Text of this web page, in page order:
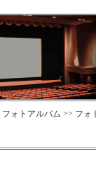
フォトアルバム >> フォ